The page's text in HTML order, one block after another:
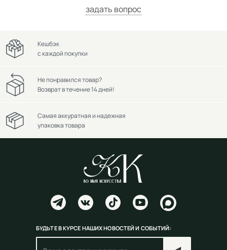
задать вопрос
Кешбэк
с каждой покупки
Не понравился товар?
Возврат в течение 14 дней!
Самая аккуратная и надежная
упаковка товара
БУДЬТЕ В КУРСЕ НАШИХ НОВОСТЕЙ И СОБЫТИЙ: